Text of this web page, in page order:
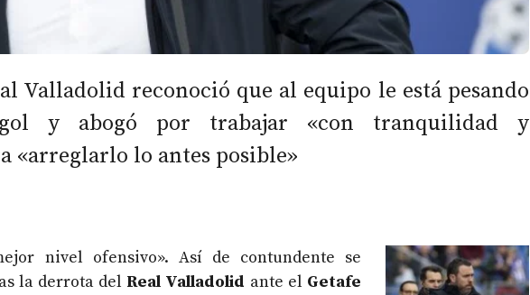
Valladolid reconoció que al equipo le está pesando
y abogó por trabajar «con tranquilidad y
«arreglarlo lo antes posible»
nivel ofensivo». Así de contundente se
la derrota del Real Valladolid ante el Getafe